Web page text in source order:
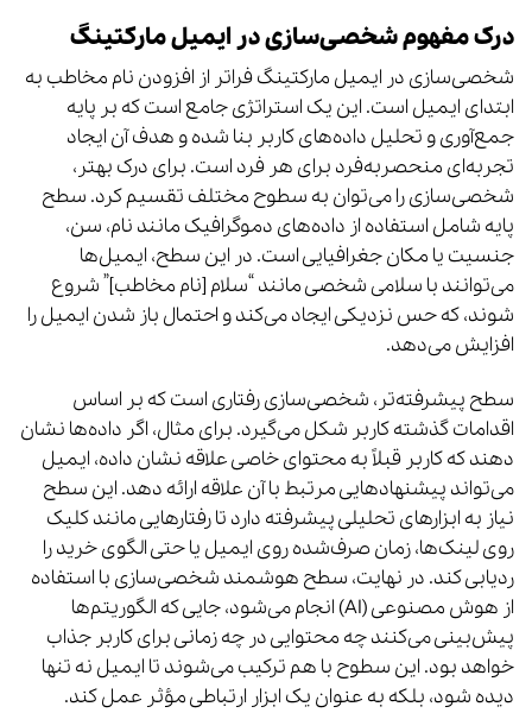
درک مفهوم شخصی‌سازی در ایمیل مارکتینگ
شخصی‌سازی در ایمیل مارکتینگ فراتر از افزودن نام مخاطب به
ابتدای ایمیل است. این یک استراتژی جامع است که بر پایه
جمع‌آوری و تحلیل داده‌های کاربر بنا شده و هدف آن ایجاد
تجربه‌ای منحصربه‌فرد برای هر فرد است. برای درک بهتر،
شخصی‌سازی را می‌توان به سطوح مختلف تقسیم کرد. سطح
پایه شامل استفاده از داده‌های دموگرافیک مانند نام، سن،
جنسیت یا مکان جغرافیایی است. در این سطح، ایمیل‌ها
می‌توانند با سلامی شخصی مانند “سلام [نام مخاطب]” شروع
شوند، که حس نزدیکی ایجاد می‌کند و احتمال باز شدن ایمیل را
افزایش می‌دهد.
سطح پیشرفته‌تر، شخصی‌سازی رفتاری است که بر اساس
اقدامات گذشته کاربر شکل می‌گیرد. برای مثال، اگر داده‌ها نشان
دهند که کاربر قبلاً به محتوای خاصی علاقه نشان داده، ایمیل
می‌تواند پیشنهادهایی مرتبط با آن علاقه ارائه دهد. این سطح
نیاز به ابزارهای تحلیلی پیشرفته دارد تا رفتارهایی مانند کلیک
روی لینک‌ها، زمان صرف‌شده روی ایمیل یا حتی الگوی خرید را
ردیابی کند. در نهایت، سطح هوشمند شخصی‌سازی با استفاده
از هوش مصنوعی (AI) انجام می‌شود، جایی که الگوریتم‌ها
پیش‌بینی می‌کنند چه محتوایی در چه زمانی برای کاربر جذاب
خواهد بود. این سطوح با هم ترکیب می‌شوند تا ایمیل نه تنها
دیده شود، بلکه به عنوان یک ابزار ارتباطی مؤثر عمل کند.